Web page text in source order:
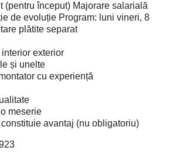
(pentru început) Majorare salarială
de evoluție Program: luni vineri, 8
plătite separat
exterior
și unelte
cu experiență
meserie
avantaj (nu obligatoriu)